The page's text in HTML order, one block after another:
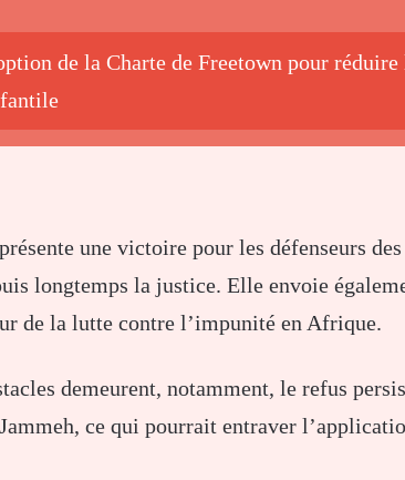
de la Charte de Freetown pour
une victoire pour les défenseurs
longtemps la justice. Elle envoie
de la lutte contre l’impunité en Afrique.
demeurent, notamment, le refus
ce qui pourrait entraver